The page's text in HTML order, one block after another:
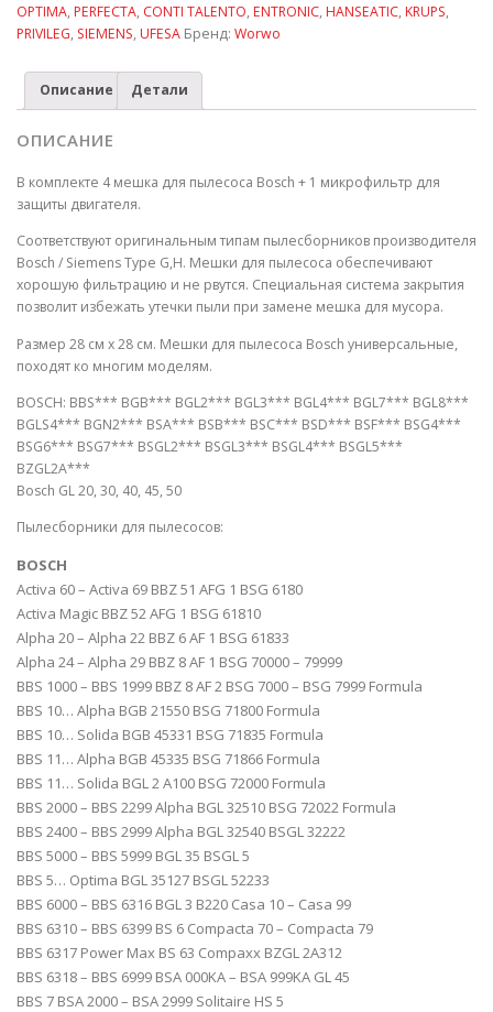
OPTIMA, PERFECTA, CONTI TALENTO, ENTRONIC, HANSEATIC, KRUPS,
PRIVILEG, SIEMENS, UFESA Бренд: Worwo
Описание Детали
ОПИСАНИЕ
В комплекте 4 мешка для пылесоса Bosch + 1 микрофильтр для
защиты двигателя.
Соответствуют оригинальным типам пылесборников производителя
Bosch / Siemens Type G,H. Мешки для пылесоса обеспечивают
хорошую фильтрацию и не рвутся. Специальная система закрытия
позволит избежать утечки пыли при замене мешка для мусора.
Размер 28 см х 28 см. Мешки для пылесоса Bosch универсальные,
походят ко многим моделям.
BOSCH: BBS*** BGB*** BGL2*** BGL3*** BGL4*** BGL7*** BGL8***
BGLS4*** BGN2*** BSA*** BSB*** BSC*** BSD*** BSF*** BSG4***
BSG6*** BSG7*** BSGL2*** BSGL3*** BSGL4*** BSGL5***
BZGL2A***
Bosch GL 20, 30, 40, 45, 50
Пылесборники для пылесосов:
BOSCH
Activa 60 – Activa 69 BBZ 51 AFG 1 BSG 6180
Activa Magic BBZ 52 AFG 1 BSG 61810
Alpha 20 – Alpha 22 BBZ 6 AF 1 BSG 61833
Alpha 24 – Alpha 29 BBZ 8 AF 1 BSG 70000 – 79999
BBS 1000 – BBS 1999 BBZ 8 AF 2 BSG 7000 – BSG 7999 Formula
BBS 10… Alpha BGB 21550 BSG 71800 Formula
BBS 10… Solida BGB 45331 BSG 71835 Formula
BBS 11… Alpha BGB 45335 BSG 71866 Formula
BBS 11… Solida BGL 2 A100 BSG 72000 Formula
BBS 2000 – BBS 2299 Alpha BGL 32510 BSG 72022 Formula
BBS 2400 – BBS 2999 Alpha BGL 32540 BSGL 32222
BBS 5000 – BBS 5999 BGL 35 BSGL 5
BBS 5… Optima BGL 35127 BSGL 52233
BBS 6000 – BBS 6316 BGL 3 B220 Casa 10 – Casa 99
BBS 6310 – BBS 6399 BS 6 Compacta 70 – Compacta 79
BBS 6317 Power Max BS 63 Compaxx BZGL 2A312
BBS 6318 – BBS 6999 BSA 000KA – BSA 999KA GL 45
BBS 7 BSA 2000 – BSA 2999 Solitaire HS 5